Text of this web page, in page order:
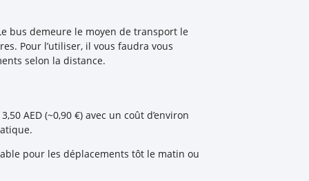
bus demeure le moyen de transport le
Pour l’utiliser, il vous faudra vous
selon la distance.
AED (~0,90 €) avec un coût d’environ
pour les déplacements tôt le matin ou